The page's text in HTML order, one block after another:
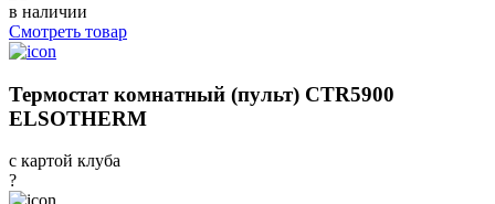
в наличии
Смотреть товар
Термостат комнатный (пульт) CTR5900
ELSOTHERM
с картой клуба
?